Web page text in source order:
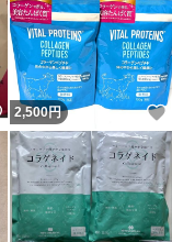
いいね！
2,500円